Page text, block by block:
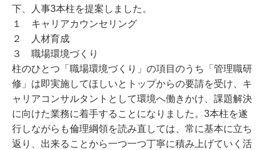
下、人事3本柱を提案しました。
１ キャリアカウンセリング
２ 人材育成
３ 職場環境づくり
柱のひとつ「職場環境づくり」の項目のうち「管理職研
修」は即実施してほしいとトップからの要請を受け、キ
ャリアコンサルタントとして環境へ働きかけ、課題解決
に向けた業務に着手することになりました。3本柱を遂
行しながらも倫理綱領を読み直しては、常に基本に立ち
返り、出来ることから一つ一つ丁寧に積み上げていく活